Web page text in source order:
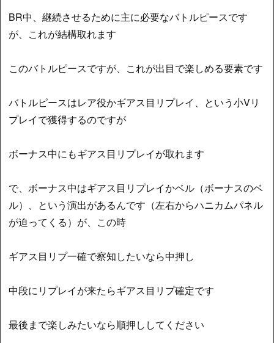
BR中、継続させるために主に必要なバトルピースです
が、これが結構取れます
このバトルピースですが、これが出目で楽しめる要素です
バトルピースはレア役かギアス目リプレイ、という小Vリ
プレイで獲得するのですが
ボーナス中にもギアス目リプレイが取れます
で、ボーナス中はギアス目リプレイかベル（ボーナスのベ
ル）、という演出があるんです（左右からハニカムパネル
が迫ってくる）が、この時
ギアス目リプ一確で察知したいなら中押し
中段にリプレイが来たらギアス目リプ確定です
最後まで楽しみたいなら順押ししてください